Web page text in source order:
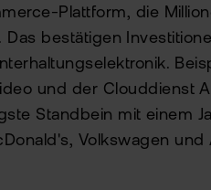
Plattform, die
bestätigen
und der Clouddienst
Standbein mit einem
Volkswagen und